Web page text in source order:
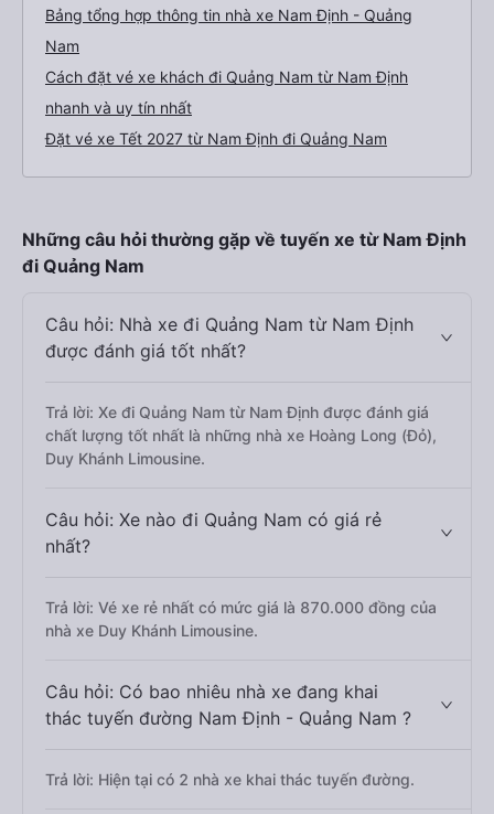
Bảng tổng hợp thông tin nhà xe Nam Định - Quảng
Nam
Cách đặt vé xe khách đi Quảng Nam từ Nam Định
nhanh và uy tín nhất
Đặt vé xe Tết 2027 từ Nam Định đi Quảng Nam
Những câu hỏi thường gặp về tuyến xe từ Nam Định
đi Quảng Nam
Câu hỏi: Nhà xe đi Quảng Nam từ Nam Định
được đánh giá tốt nhất?
Trả lời: Xe đi Quảng Nam từ Nam Định được đánh giá
chất lượng tốt nhất là những nhà xe Hoàng Long (Đỏ),
Duy Khánh Limousine.
Câu hỏi: Xe nào đi Quảng Nam có giá rẻ
nhất?
Trả lời: Vé xe rẻ nhất có mức giá là 870.000 đồng của
nhà xe Duy Khánh Limousine.
Câu hỏi: Có bao nhiêu nhà xe đang khai
thác tuyến đường Nam Định - Quảng Nam ?
Trả lời: Hiện tại có 2 nhà xe khai thác tuyến đường.